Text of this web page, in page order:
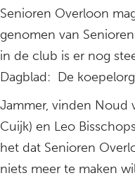
Senioren Overloon
genomen van
in de club is er nog
Dagblad: De
Jammer, vinden Noud
Cuijk) en Leo
het dat Senioren
niets meer te maken